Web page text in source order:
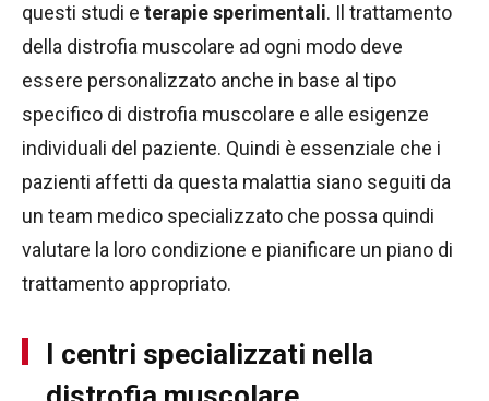
questi studi e terapie sperimentali. Il trattamento
della distrofia muscolare ad ogni modo deve
essere personalizzato anche in base al tipo
specifico di distrofia muscolare e alle esigenze
individuali del paziente. Quindi è essenziale che i
pazienti affetti da questa malattia siano seguiti da
un team medico specializzato che possa quindi
valutare la loro condizione e pianificare un piano di
trattamento appropriato.
I centri specializzati nella